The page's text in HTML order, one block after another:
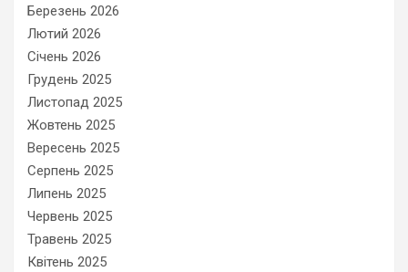
Березень 2026
Лютий 2026
Січень 2026
Грудень 2025
Листопад 2025
Жовтень 2025
Вересень 2025
Серпень 2025
Липень 2025
Червень 2025
Травень 2025
Квітень 2025